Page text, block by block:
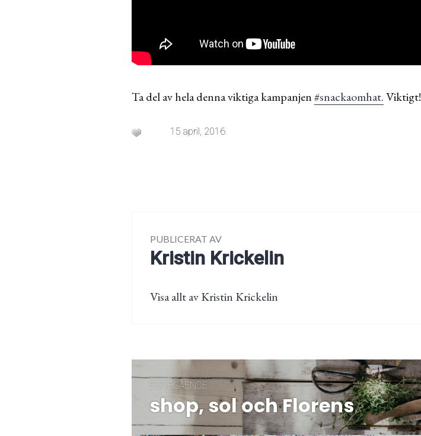
Ta del av hela denna viktiga kampanjen#snackaomhat.Viktigt!
15 april, 2016
PUBLICERAT AV
Kristin Krickelin
Visa allt av Kristin Krickelin
Inläggsnavigering
FÖREGÅENDE
Föregående
post:
shop, sol och Florens